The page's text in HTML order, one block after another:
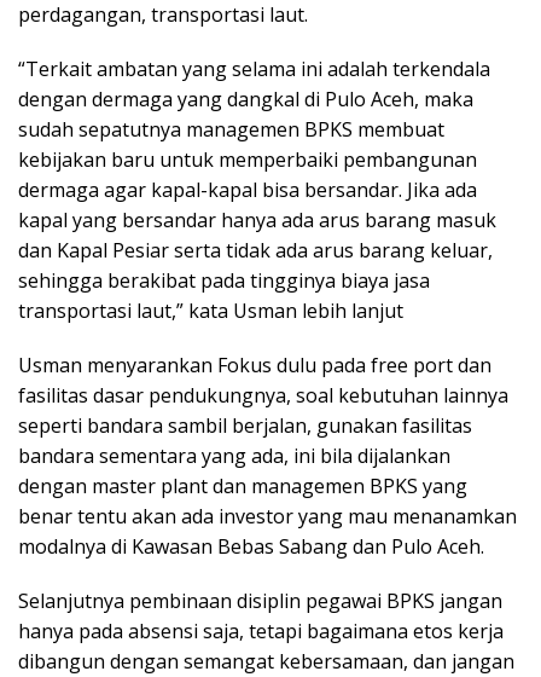
perdagangan, transportasi laut.
“Terkait ambatan yang selama ini adalah terkendala
dengan dermaga yang dangkal di Pulo Aceh, maka
sudah sepatutnya managemen BPKS membuat
kebijakan baru untuk memperbaiki pembangunan
dermaga agar kapal-kapal bisa bersandar. Jika ada
kapal yang bersandar hanya ada arus barang masuk
dan Kapal Pesiar serta tidak ada arus barang keluar,
sehingga berakibat pada tingginya biaya jasa
transportasi laut,” kata Usman lebih lanjut
Usman menyarankan Fokus dulu pada free port dan
fasilitas dasar pendukungnya, soal kebutuhan lainnya
seperti bandara sambil berjalan, gunakan fasilitas
bandara sementara yang ada, ini bila dijalankan
dengan master plant dan managemen BPKS yang
benar tentu akan ada investor yang mau menanamkan
modalnya di Kawasan Bebas Sabang dan Pulo Aceh.
Selanjutnya pembinaan disiplin pegawai BPKS jangan
hanya pada absensi saja, tetapi bagaimana etos kerja
dibangun dengan semangat kebersamaan, dan jangan